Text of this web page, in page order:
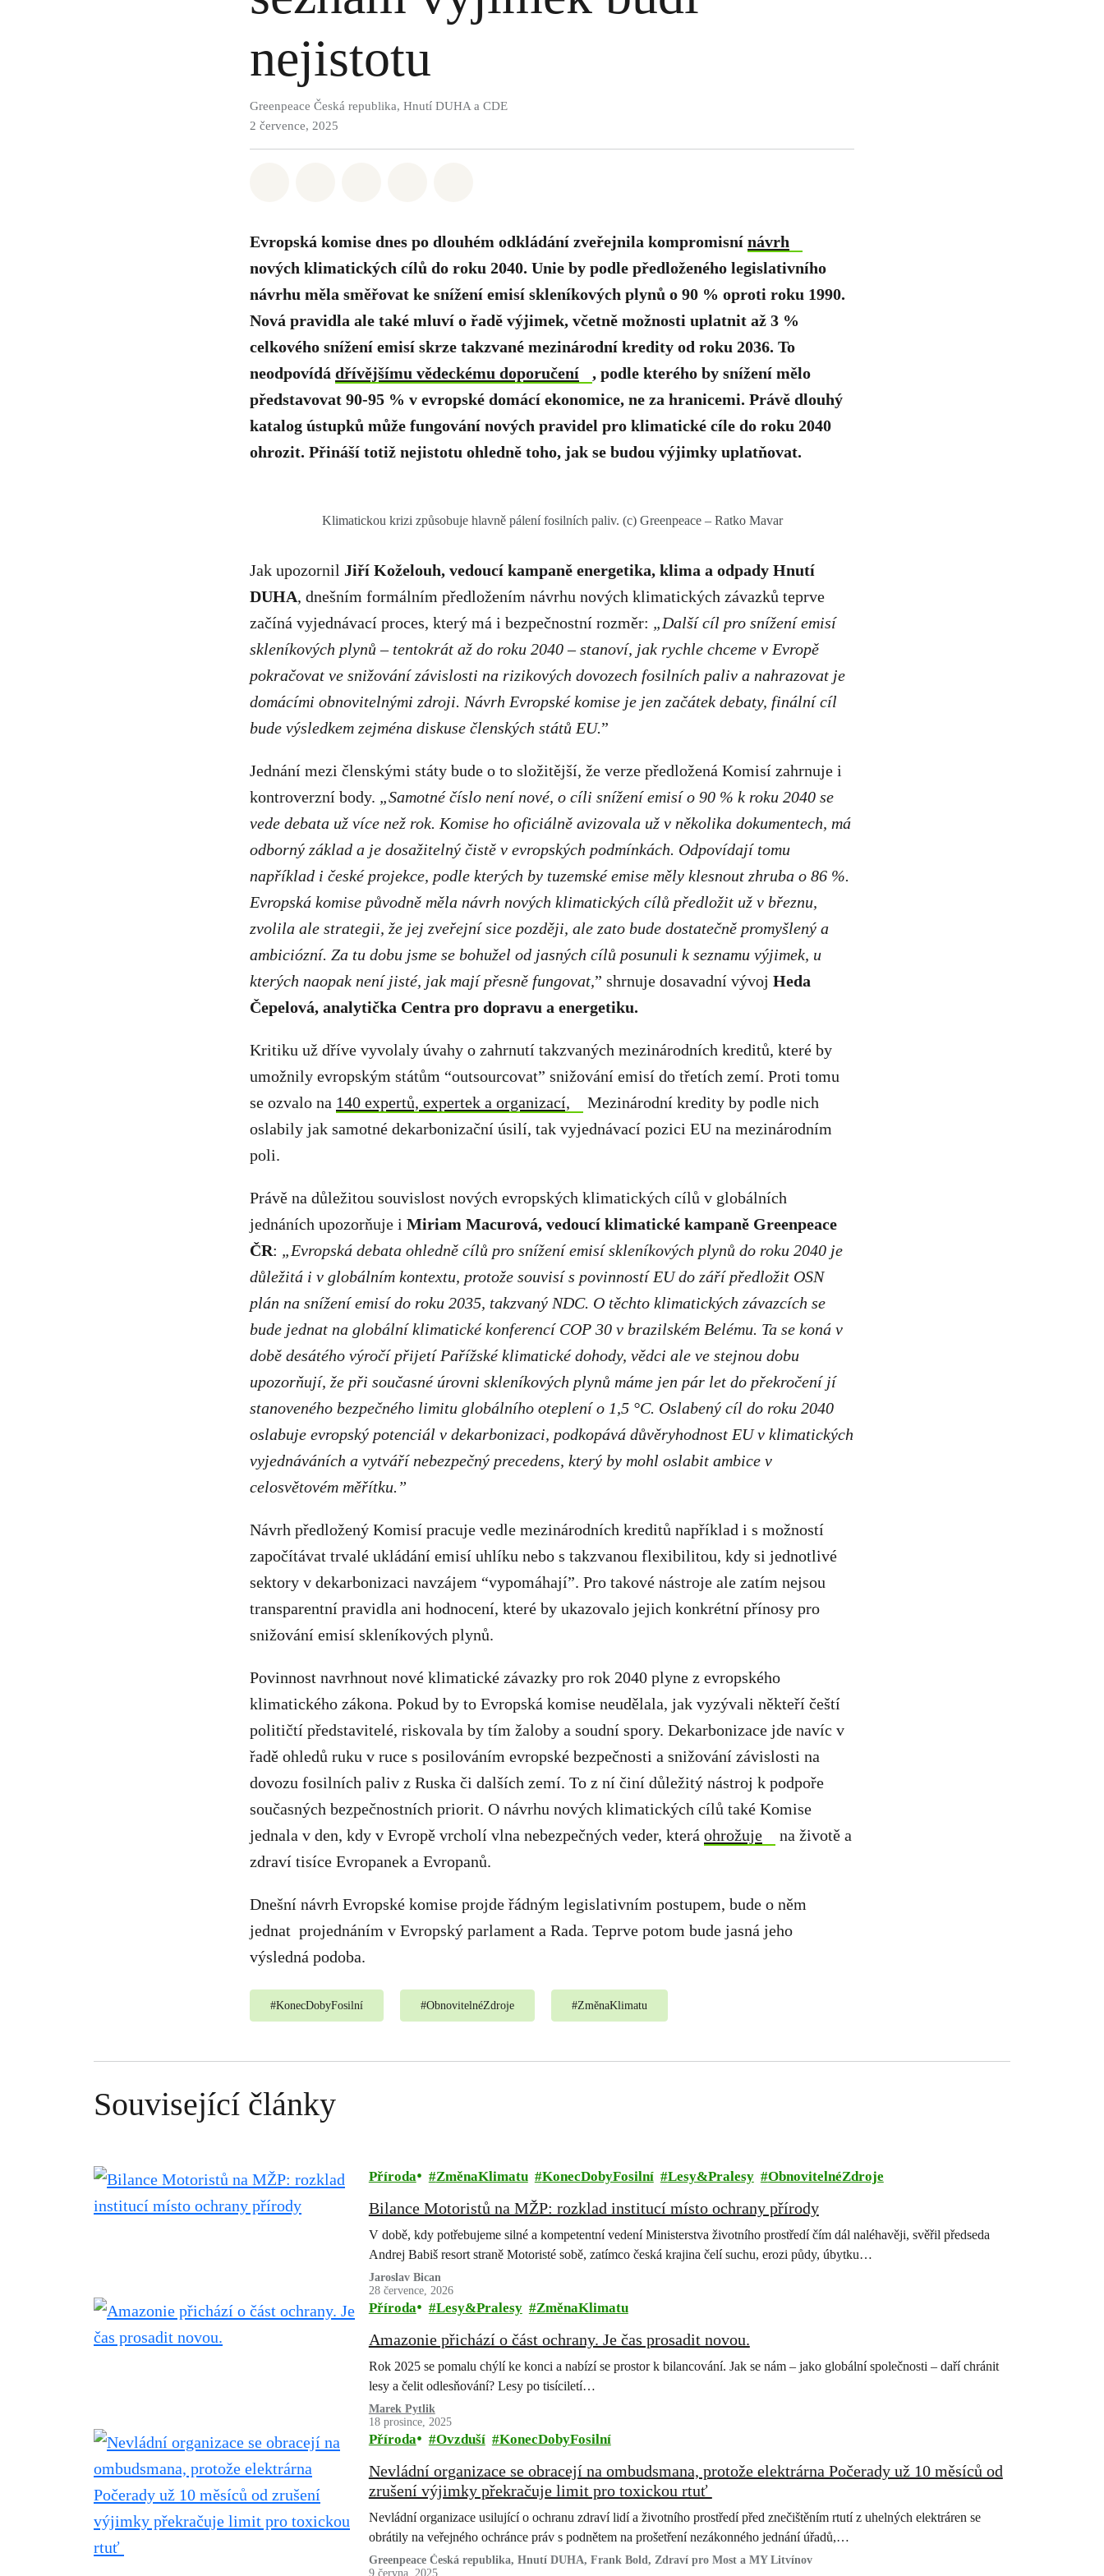
nejistotu
Greenpeace Česká republika, Hnutí DUHA a CDE
2 července, 2025
Evropská komise dnes po dlouhém odkládání zveřejnila kompromisní návrh
nových klimatických cílů do roku 2040. Unie by podle předloženého legislativního
návrhu měla směřovat ke snížení emisí skleníkových plynů o 90 % oproti roku 1990.
Nová pravidla ale také mluví o řadě výjimek, včetně možnosti uplatnit až 3 %
celkového snížení emisí skrze takzvané mezinárodní kredity od roku 2036. To
neodpovídá dřívějšímu vědeckému doporučení
, podle kterého by snížení mělo
představovat 90-95 % v evropské domácí ekonomice, ne za hranicemi. Právě dlouhý
katalog ústupků může fungování nových pravidel pro klimatické cíle do roku 2040
ohrozit. Přináší totiž nejistotu ohledně toho, jak se budou výjimky uplatňovat.
Klimatickou krizi způsobuje hlavně pálení fosilních paliv. (c) Greenpeace – Ratko Mavar
Jak upozornil Jiří Koželouh, vedoucí kampaně energetika, klima a odpady Hnutí
DUHA, dnešním formálním předložením návrhu nových klimatických závazků teprve
začíná vyjednávací proces, který má i bezpečnostní rozměr: „Další cíl pro snížení emisí
skleníkových plynů – tentokrát až do roku 2040 – stanoví, jak rychle chceme v Evropě
pokračovat ve snižování závislosti na rizikových dovozech fosilních paliv a nahrazovat je
domácími obnovitelnými zdroji. Návrh Evropské komise je jen začátek debaty, finální cíl
bude výsledkem zejména diskuse členských států EU.”
Jednání mezi členskými státy bude o to složitější, že verze předložená Komisí zahrnuje i
kontroverzní body. „Samotné číslo není nové, o cíli snížení emisí o 90 % k roku 2040 se
vede debata už více než rok. Komise ho oficiálně avizovala už v několika dokumentech, má
odborný základ a je dosažitelný čistě v evropských podmínkách. Odpovídají tomu
například i české projekce, podle kterých by tuzemské emise měly klesnout zhruba o 86 %.
Evropská komise původně měla návrh nových klimatických cílů předložit už v březnu,
zvolila ale strategii, že jej zveřejní sice později, ale zato bude dostatečně promyšlený a
ambiciózní. Za tu dobu jsme se bohužel od jasných cílů posunuli k seznamu výjimek, u
kterých naopak není jisté, jak mají přesně fungovat,” shrnuje dosavadní vývoj Heda
Čepelová, analytička Centra pro dopravu a energetiku.
Kritiku už dříve vyvolaly úvahy o zahrnutí takzvaných mezinárodních kreditů, které by
umožnily evropským státům “outsourcovat” snižování emisí do třetích zemí. Proti tomu
se ozvalo na 140 expertů, expertek a organizací,
Mezinárodní kredity by podle nich
oslabily jak samotné dekarbonizační úsilí, tak vyjednávací pozici EU na mezinárodním
poli.
Právě na důležitou souvislost nových evropských klimatických cílů v globálních
jednáních upozorňuje i Miriam Macurová, vedoucí klimatické kampaně Greenpeace
ČR: „Evropská debata ohledně cílů pro snížení emisí skleníkových plynů do roku 2040 je
důležitá i v globálním kontextu, protože souvisí s povinností EU do září předložit OSN
plán na snížení emisí do roku 2035, takzvaný NDC. O těchto klimatických závazcích se
bude jednat na globální klimatické konferencí COP 30 v brazilském Belému. Ta se koná v
době desátého výročí přijetí Pařížské klimatickédohody, vědci ale ve stejnou dobu
upozorňují, že při současné úrovni skleníkových plynů máme jen pár let do překročení jí
stanoveného bezpečného limitu globálního oteplení o 1,5 °C. Oslabený cíl do roku 2040
oslabuje evropský potenciál v dekarbonizaci, podkopává důvěryhodnost EU v klimatických
vyjednáváních a vytváří nebezpečný precedens, který by mohl oslabit ambice v
celosvětovém měřítku.”
Návrh předložený Komisí pracuje vedle mezinárodních kreditů například i s možností
započítávat trvalé ukládání emisí uhlíku nebo s takzvanou flexibilitou, kdy si jednotlivé
sektory v dekarbonizaci navzájem “vypomáhají”. Pro takové nástroje ale zatím nejsou
transparentní pravidla ani hodnocení, které by ukazovalo jejich konkrétní přínosy pro
snižování emisí skleníkových plynů.
Povinnost navrhnout nové klimatické závazky pro rok 2040 plyne z evropského
klimatického zákona. Pokud by to Evropská komise neudělala, jak vyzývali někteří čeští
političtí představitelé, riskovala by tím žaloby a soudní spory. Dekarbonizace jde navíc v
řadě ohledů ruku v ruce s posilováním evropské bezpečnosti a snižování závislosti na
dovozu fosilních paliv z Ruska či dalších zemí. To z ní činí důležitý nástroj k podpoře
současných bezpečnostních priorit. O návrhu nových klimatických cílů také Komise
jednala v den, kdy v Evropě vrcholí vlna nebezpečných veder, která ohrožuje
na životě a
zdraví tisíce Evropanek a Evropanů.
Dnešní návrh Evropské komise projde řádným legislativním postupem, bude o něm
jednat projednáním v Evropský parlament a Rada. Teprve potom bude jasná jeho
výsledná podoba.
#KonecDobyFosilní #ObnovitelnéZdroje #ZměnaKlimatu
Související články
Příroda ZměnaKlimatu KonecDobyFosilní Lesy&Pralesy ObnovitelnéZdroje
Bilance Motoristů na MŽP: rozklad institucí místo ochrany přírody
V době, kdy potřebujeme silné a kompetentní vedení Ministerstva životního prostředí čím dál naléhavěji, svěřil předseda
Andrej Babiš resort straně Motoristé sobě, zatímco česká krajina čelí suchu, erozi půdy, úbytku…
Jaroslav Bican
28 července, 2026
Příroda Lesy&Pralesy ZměnaKlimatu
Amazonie přichází o část ochrany. Je čas prosadit novou.
Rok 2025 se pomalu chýlí ke konci a nabízí se prostor k bilancování. Jak se nám – jako globální společnosti – daří chránit
lesy a čelit odlesňování? Lesy po tisíciletí…
Marek Pytlik
18 prosince, 2025
Příroda Ovzduší KonecDobyFosilní
Nevládní organizace se obracejí na ombudsmana, protože elektrárna Počerady už 10 měsíců od
zrušení výjimky překračuje limit pro toxickou rtuť
Nevládní organizace usilující o ochranu zdraví lidí a životního prostředí před znečištěním rtutí z uhelných elektráren se
obrátily na veřejného ochránce práv s podnětem na prošetření nezákonného jednání úřadů,…
Greenpeace Česká republika, Hnutí DUHA, Frank Bold, Zdraví pro Most a MY Litvínov
9 června, 2025